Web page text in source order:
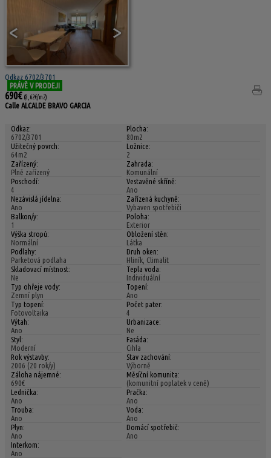
< >
Odkaz 6702/3701
PRÁVĚ V PRODEJI
690€ (8,62€/m2)
Calle ALCALDE BRAVO GARCIA
Odkaz:
6702/3701
Plocha:
80m2
Užitečný povrch:
64m2
Ložnice:
2
Zařízený:
Plně zařízený
Zahrada:
Komunální
Poschodí:
4
Vestavěné skříně:
Ano
Nezávislá jídelna:
Ano
Zařízená kuchyně:
Vybaven spotřebiči
Balkon/y:
1
Poloha:
Exterior
Výška stropů:
Normální
Obložení stěn:
Látka
Podlahy:
Parketová podlaha
Druh oken:
Hliník, Climalit
Skladovací místnost:
Ne
Tepla voda:
Individuální
Typ ohřeje vody:
Zemní plyn
Topení:
Ano
Typ topení:
Fotovoltaika
Počet pater:
4
Výtah:
Ano
Urbanizace:
Ne
Styl:
Moderní
Fasáda:
Cihla
Rok výstavby:
2006 (20 rok/y)
Stav zachování:
Výborně
Záloha nájemné:
690€
Měsíční komunita:
(komunitní poplatek v ceně)
Lednička:
Ano
Pračka:
Ano
Trouba:
Ano
Voda:
Ano
Plyn:
Ano
Domácí spotřebič:
Ano
Interkom:
Ano